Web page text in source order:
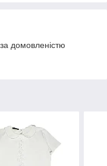
домовленістю